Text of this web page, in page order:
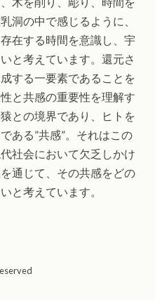
洞の中で感じるように、
在する時間を意識し、宇
と考えています。還元さ
する⼀要素であることを
と共感の重要性を理解す
との境界であり、ヒトを
ある”共感”。それはこの
社会において⽋乏しかけ
通じて、その共感をどの
と考えています。